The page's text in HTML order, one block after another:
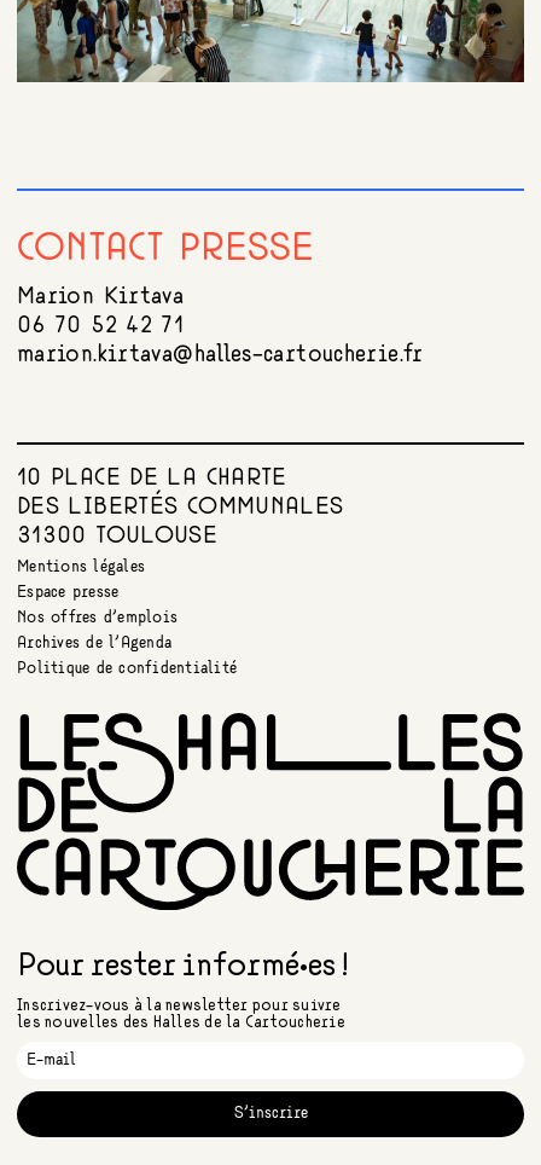
CONTACT PRESSE
Marion Kirtava
06 70 52 42 71
marion.kirtava@halles-cartoucherie.fr
10 PLACE DE LA CHARTE
DES LIBERTÉS COMMUNALES
31300 TOULOUSE
Mentions légales
Espace presse
Nos offres d’emplois
Archives de l’Agenda
Politique de confidentialité
Pour rester informé•es !
Inscrivez-vous à la newsletter pour suivre
les nouvelles des Halles de la Cartoucherie
S'inscrire